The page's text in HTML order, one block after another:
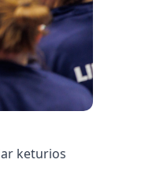
keturios